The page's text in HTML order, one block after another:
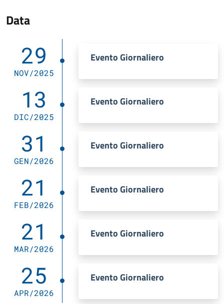
Data
29
NOV/2025
Evento Giornaliero
13
DIC/2025
Evento Giornaliero
31
GEN/2026
Evento Giornaliero
21
FEB/2026
Evento Giornaliero
21
MAR/2026
Evento Giornaliero
25
APR/2026
Evento Giornaliero